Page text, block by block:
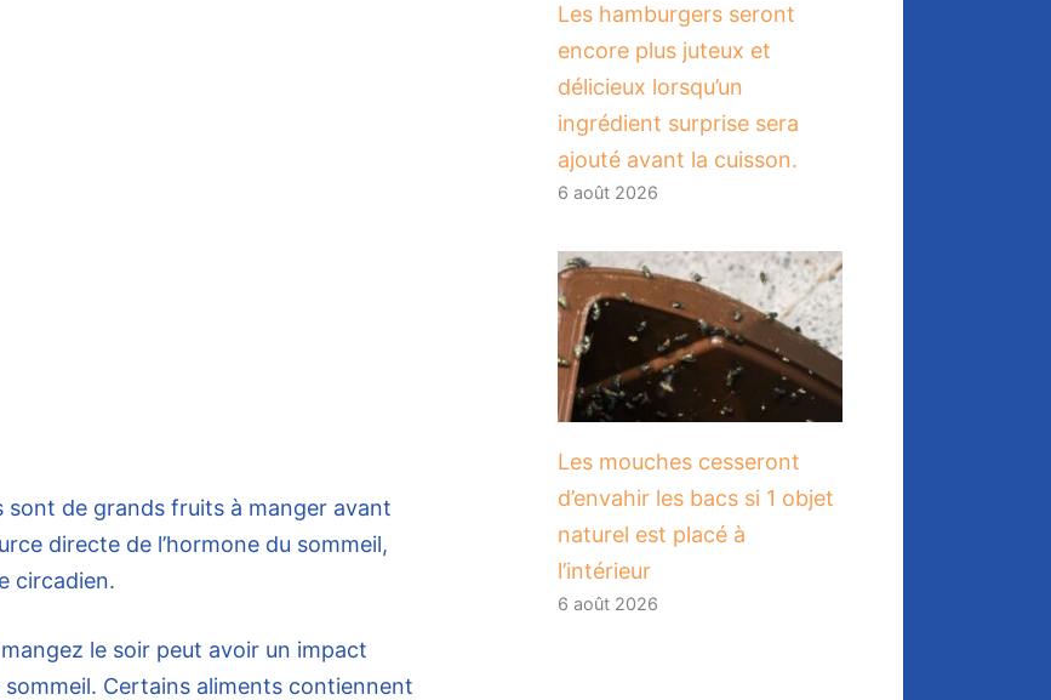
sont de grands fruits à manger avant
directe de l’hormone du sommeil,
circadien.
le soir peut avoir un impact
Certains aliments contiennent
Les hamburgers seront
encore plus juteux et
délicieux lorsqu’un
ingrédient surprise sera
ajouté avant la cuisson.
6 août 2026
Les mouches cesseront
d’envahir les bacs si 1 objet
naturel est placé à
l’intérieur
6 août 2026